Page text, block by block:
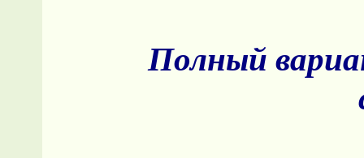
Полный